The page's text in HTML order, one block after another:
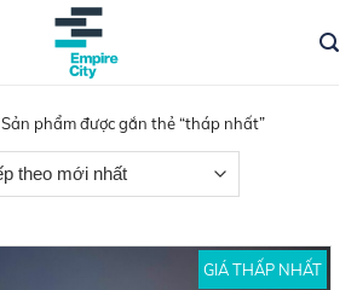
Sản phẩm được gắn thẻ “tháp nhất”
GIÁ THẤP NHẤT